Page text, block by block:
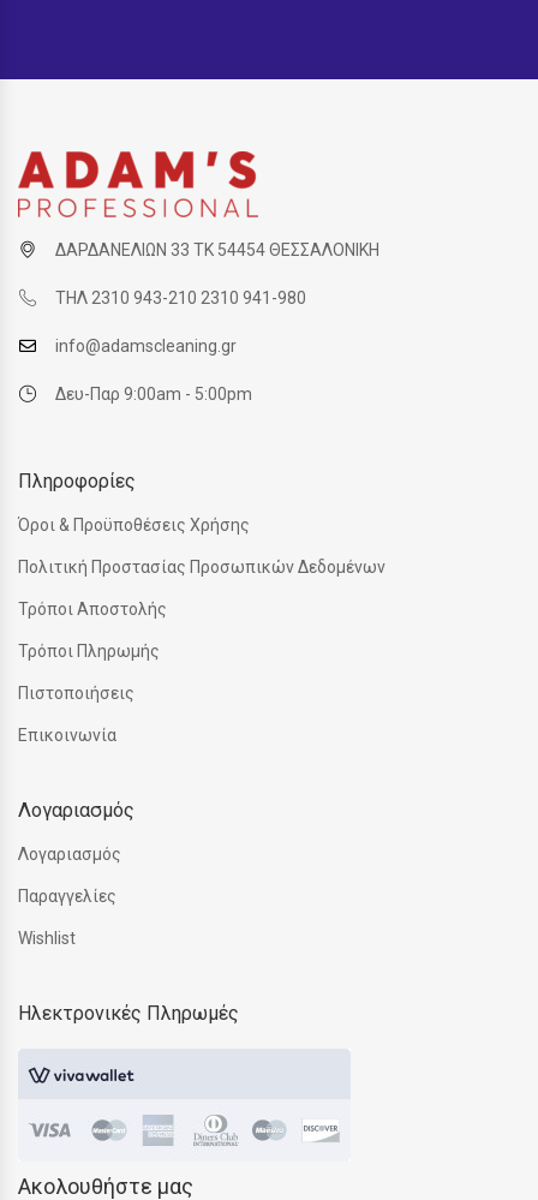
ΔΑΡΔΑΝΕΛΙΩΝ 33 ΤΚ 54454 ΘΕΣΣΑΛΟΝΙΚΗ
ΤΗΛ 2310 943-210 2310 941-980
info@adamscleaning.gr
Δευ-Παρ 9:00am - 5:00pm
Πληροφορίες
Όροι & Προϋποθέσεις Χρήσης
Πολιτική Προστασίας Προσωπικών Δεδομένων
Τρόποι Αποστολής
Τρόποι Πληρωμής
Πιστοποιήσεις
Επικοινωνία
Λογαριασμός
Λογαριασμός
Παραγγελίες
Wishlist
Ηλεκτρονικές Πληρωμές
Ακολουθήστε μας